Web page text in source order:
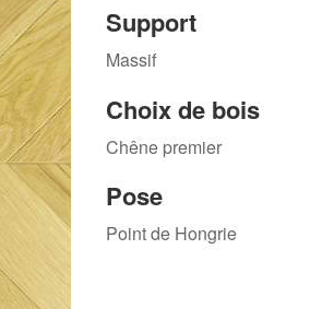
Support
Massif
Choix de bois
Chêne premier
Pose
Point de Hongrie